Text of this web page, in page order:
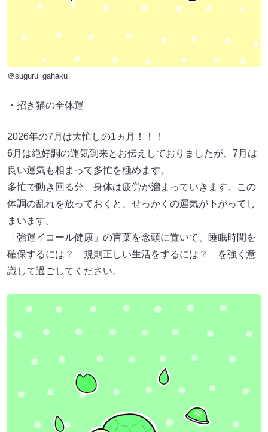
＠suguru_gahaku
・招き猫の全体運
2026年の7月は大忙しの1ヵ月！！！
6月は絶好調の運気到来とお伝えしておりましたが、7月は
良い運気も相まって多忙を極めます。
多忙で動き回る分、身体は疲労が溜まっていきます。この
体調の乱れを放っておくと、せっかくの運気が下がってし
まいます。
「強運イコール健康」の言葉を念頭に置いて、睡眠時間を
確保するには？ 規則正しい生活をするには？ を強く意
識して過ごしてください。